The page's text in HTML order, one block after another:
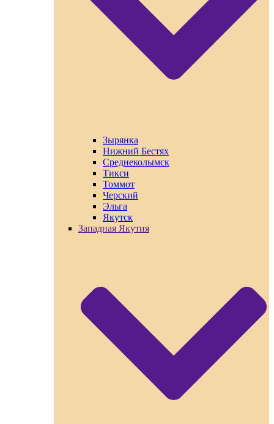
Зырянка
Нижний Бестях
Среднеколымск
Тикси
Томмот
Черский
Эльга
Якутск
Западная Якутия